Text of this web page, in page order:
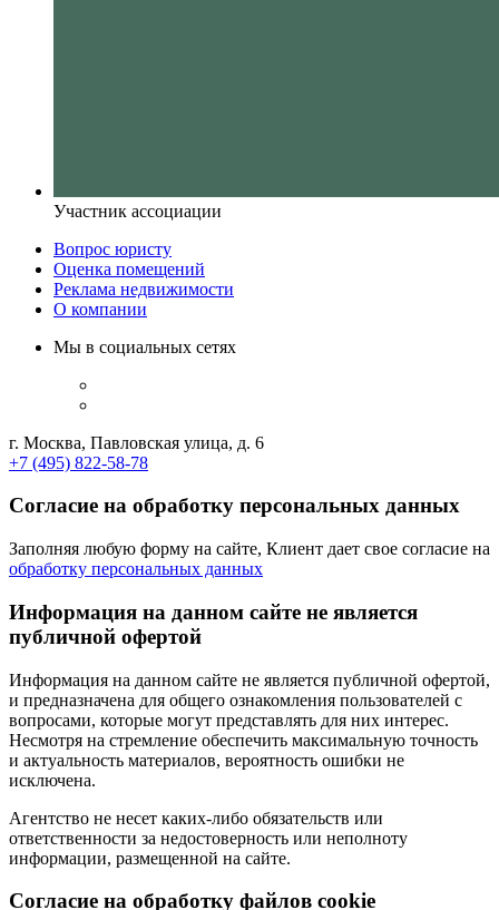
Участник ассоциации
Вопрос юристу
Оценка помещений
Реклама недвижимости
О компании
Мы в социальных сетях
г. Москва, Павловская улица, д. 6
+7 (495) 822-58-78
Согласие на обработку персональных данных
Заполняя любую форму на сайте, Клиент дает свое согласие на
обработку персональных данных
Информация на данном сайте не является
публичной офертой
Информация на данном сайте не является публичной офертой,
и предназначена для общего ознакомления пользователей с
вопросами, которые могут представлять для них интерес.
Несмотря на стремление обеспечить максимальную точность
и актуальность материалов, вероятность ошибки не
исключена.
Агентство не несет каких-либо обязательств или
ответственности за недостоверность или неполноту
информации, размещенной на сайте.
Cогласие на обработку файлов cookie